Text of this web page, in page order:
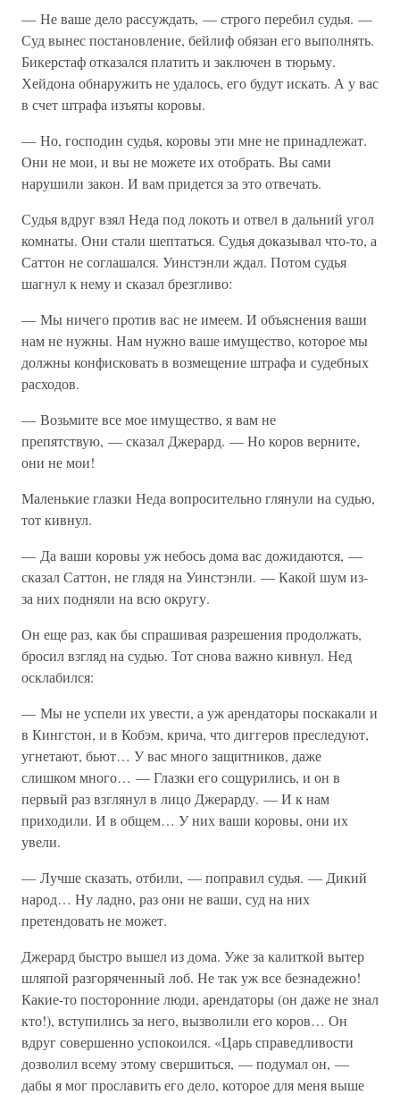
— Не ваше дело рассуждать, — строго перебил судья. —
Суд вынес постановление, бейлиф обязан его выполнять.
Бикерстаф отказался платить и заключен в тюрьму.
Хейдона обнаружить не удалось, его будут искать. А у вас
в счет штрафа изъяты коровы.
— Но, господин судья, коровы эти мне не принадлежат.
Они не мои, и вы не можете их отобрать. Вы сами
нарушили закон. И вам придется за это отвечать.
Судья вдруг взял Неда под локоть и отвел в дальний угол
комнаты. Они стали шептаться. Судья доказывал что-то, а
Саттон не соглашался. Уинстэнли ждал. Потом судья
шагнул к нему и сказал брезгливо:
— Мы ничего против вас не имеем. И объяснения ваши
нам не нужны. Нам нужно ваше имущество, которое мы
должны конфисковать в возмещение штрафа и судебных
расходов.
— Возьмите все мое имущество, я вам не
препятствую, — сказал Джерард. — Но коров верните,
они не мои!
Маленькие глазки Неда вопросительно глянули на судью,
тот кивнул.
— Да ваши коровы уж небось дома вас дожидаются, —
сказал Саттон, не глядя на Уинстэнли. — Какой шум из-
за них подняли на всю округу.
Он еще раз, как бы спрашивая разрешения продолжать,
бросил взгляд на судью. Тот снова важно кивнул. Нед
осклабился:
— Мы не успели их увести, а уж арендаторы поскакали и
в Кингстон, и в Кобэм, крича, что диггеров преследуют,
угнетают, бьют… У вас много защитников, даже
слишком много… — Глазки его сощурились, и он в
первый раз взглянул в лицо Джерарду. — И к нам
приходили. И в общем… У них ваши коровы, они их
увели.
— Лучше сказать, отбили, — поправил судья. — Дикий
народ… Ну ладно, раз они не ваши, суд на них
претендовать не может.
Джерард быстро вышел из дома. Уже за калиткой вытер
шляпой разгоряченный лоб. Не так уж все безнадежно!
Какие-то посторонние люди, арендаторы (он даже не знал
кто!), вступились за него, вызволили его коров… Он
вдруг совершенно успокоился. «Царь справедливости
дозволил всему этому свершиться, — подумал он, —
дабы я мог прославить его дело, которое для меня выше